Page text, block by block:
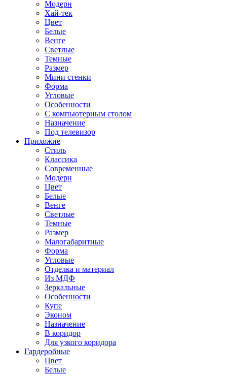
Модерн
Хай-тек
Цвет
Белые
Венге
Светлые
Темные
Размер
Мини стенки
Форма
Угловые
Особенности
С компьютерным столом
Назначение
Под телевизор
Прихожие
Стиль
Классика
Современные
Модерн
Цвет
Белые
Венге
Светлые
Темные
Размер
Малогабаритные
Форма
Угловые
Отделка и материал
Из МДФ
Зеркальные
Особенности
Купе
Эконом
Назначение
В коридор
Для узкого коридора
Гардеробные
Цвет
Белые